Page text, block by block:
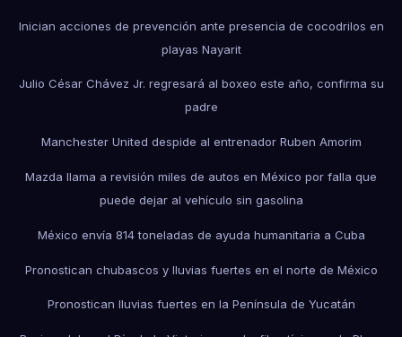
Inician acciones de prevención ante presencia de cocodrilos en
playas Nayarit
Julio César Chávez Jr. regresará al boxeo este año, confirma su
padre
Manchester United despide al entrenador Ruben Amorim
Mazda llama a revisión miles de autos en México por falla que
puede dejar al vehículo sin gasolina
México envía 814 toneladas de ayuda humanitaria a Cuba
Pronostican chubascos y lluvias fuertes en el norte de México
Pronostican lluvias fuertes en la Península de Yucatán